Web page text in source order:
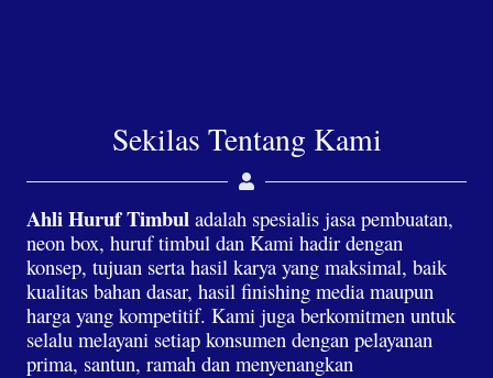
Sekilas Tentang Kami
Ahli Huruf Timbul adalah spesialis jasa pembuatan,
neon box, huruf timbul dan Kami hadir dengan
konsep, tujuan serta hasil karya yang maksimal, baik
kualitas bahan dasar, hasil finishing media maupun
harga yang kompetitif. Kami juga berkomitmen untuk
selalu melayani setiap konsumen dengan pelayanan
prima, santun, ramah dan menyenangkan